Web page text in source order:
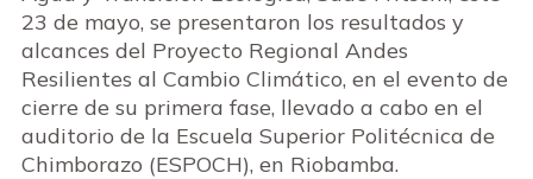
23 de mayo, se presentaron los resultados y
alcances del Proyecto Regional Andes
Resilientes al Cambio Climático, en el evento de
cierre de su primera fase, llevado a cabo en el
auditorio de la Escuela Superior Politécnica de
Chimborazo (ESPOCH), en Riobamba.